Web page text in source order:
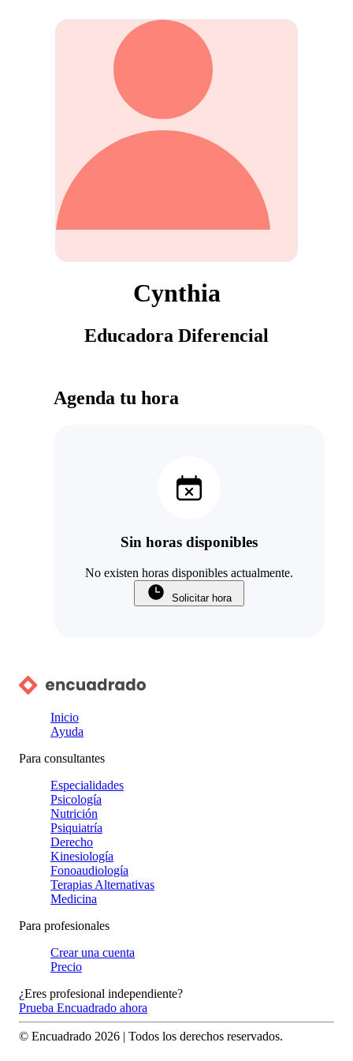
Cynthia
Educadora Diferencial
Agenda tu hora
Sin horas disponibles
No existen horas disponibles actualmente.
Solicitar hora
Inicio
Ayuda
Para consultantes
Especialidades
Psicología
Nutrición
Psiquiatría
Derecho
Kinesiología
Fonoaudiología
Terapias Alternativas
Medicina
Para profesionales
Crear una cuenta
Precio
¿Eres profesional independiente?
Prueba Encuadrado ahora
© Encuadrado 2026 | Todos los derechos reservados.